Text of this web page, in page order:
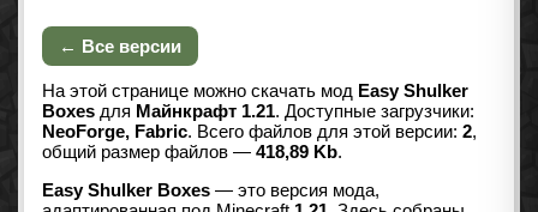
← Все версии
На этой странице можно скачать мод Easy Shulker
Boxes для Майнкрафт 1.21. Доступные загрузчики:
NeoForge, Fabric. Всего файлов для этой версии: 2,
общий размер файлов — 418,89 Kb.
Easy Shulker Boxes — это версия мода,